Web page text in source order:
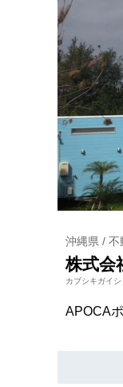
沖縄県 / 不
株式会
カブシキガイ
APOCA